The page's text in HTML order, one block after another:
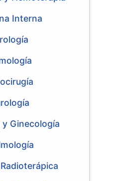
Interna
Ginecología